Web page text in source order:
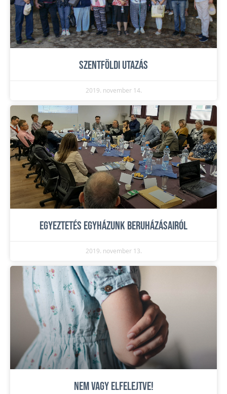
Szentföldi utazás
2019. november 14.
Egyeztetés egyházunk beruházásairól
2019. november 13.
Nem vagy elfelejtve!